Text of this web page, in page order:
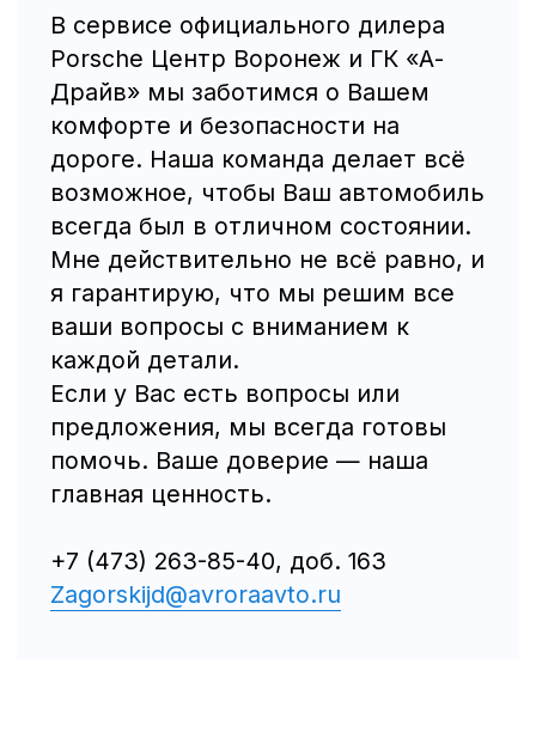
Volkswagen
NORDCROSS (Lynk&Co)
Сервис
Сервис Nissan
Сервис Mercedes-Benz
Контакты
Сервис Porsche
Сервис Volkswagen
AITO SERES
Evolute